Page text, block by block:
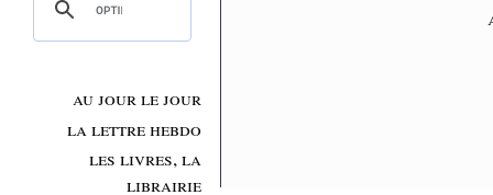
au jour le jour
la lettre hebdo
les livres, la
librairie